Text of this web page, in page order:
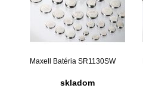
Maxell Batéria SR1130SW
skladom